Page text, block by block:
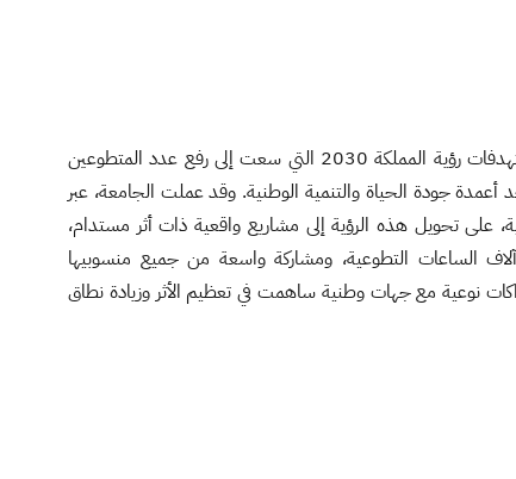
ويتسق هذا الإنجاز بشكل مباشر مع مستهدفات رؤية المملكة 2030 التي سعت إلى رفع عدد المتطوعين
جودة الحياة والتنمية الوطنية. وقد عملت الجامعة، عبر
على تحويل هذه الرؤية إلى مشاريع واقعية ذات أثر مستدام،
الساعات التطوعية، ومشاركة واسعة من جميع منسوبيها
شراكات نوعية مع جهات وطنية ساهمت في تعظيم الأثر وزيادة نطاق